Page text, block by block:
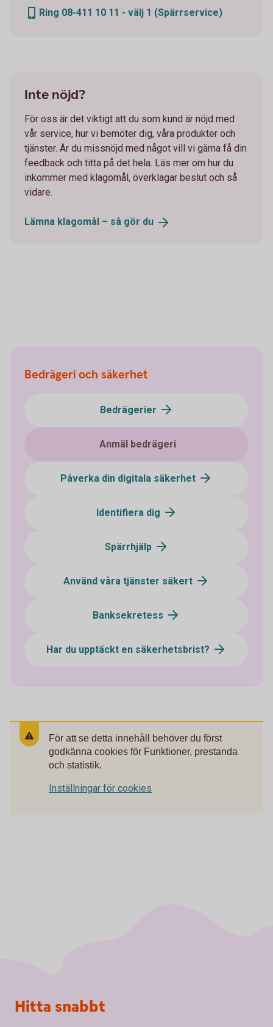
Ring 08-411 10 11 - välj 1 (Spärrservice)
Inte nöjd?
För oss är det viktigt att du som kund är nöjd med
vår service, hur vi bemöter dig, våra produkter och
tjänster. Är du missnöjd med något vill vi gärna få din
feedback och titta på det hela. Läs mer om hur du
inkommer med klagomål, överklagar beslut och så
vidare.
Lämna klagomål – så gör du
Bedrägeri och säkerhet
Bedrägerier
Anmäl bedrägeri
Påverka din digitala säkerhet
Identifiera dig
Spärrhjälp
Använd våra tjänster säkert
Banksekretess
Har du upptäckt en säkerhetsbrist?
För att se detta innehåll behöver du först
godkänna cookies för Funktioner, prestanda
och statistik.
Inställningar för cookies
Sidfot
Hitta snabbt